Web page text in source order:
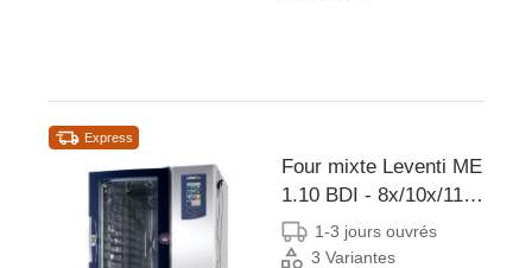
Express
Four mixte Leventi ME
1.10 BDI - 8x/10x/11x
EN 400x600 ou GN
1/1 - 18kW/3x400V -
1-3 jours ouvrés
3 Variantes